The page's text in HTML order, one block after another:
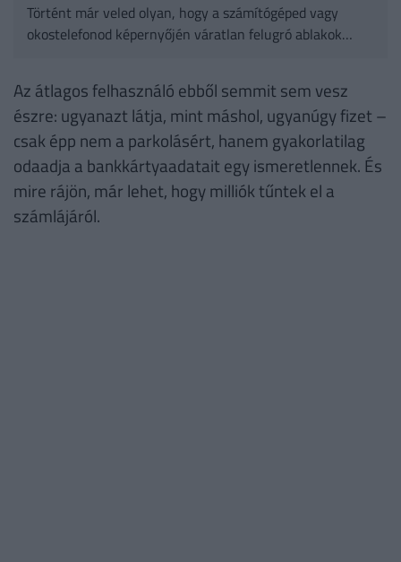
Történt már veled olyan, hogy a számítógéped vagy
okostelefonod képernyőjén váratlan felugró ablakok
Az átlagos felhasználó ebből semmit sem vesz
észre: ugyanazt látja, mint máshol, ugyanúgy fizet –
csak épp nem a parkolásért, hanem gyakorlatilag
odaadja a bankkártyaadatait egy ismeretlennek. És
mire rájön, már lehet, hogy milliók tűntek el a
számlájáról.